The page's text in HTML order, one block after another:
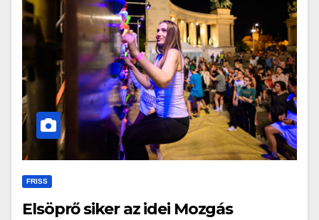
FRISS
Elsöprő siker az idei Mozgás